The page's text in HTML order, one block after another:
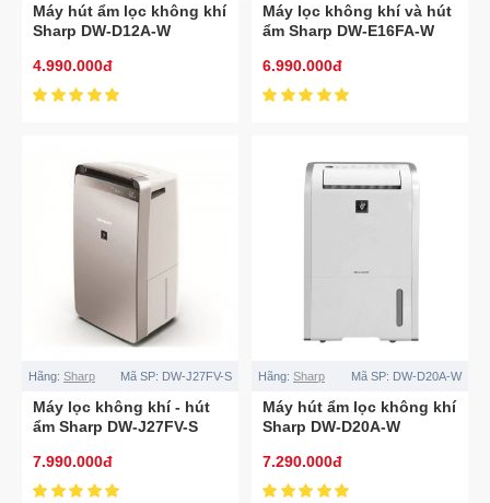
Máy hút ẩm lọc không khí
Sharp DW-D12A-W
4.990.000đ
Máy lọc không khí và hút
ẩm Sharp DW-E16FA-W
6.990.000đ
Hãng: Sharp Mã SP: DW-J27FV-S
Máy lọc không khí - hút
ẩm Sharp DW-J27FV-S
7.990.000đ
Hãng: Sharp Mã SP: DW-D20A-W
Máy hút ẩm lọc không khí
Sharp DW-D20A-W
7.290.000đ